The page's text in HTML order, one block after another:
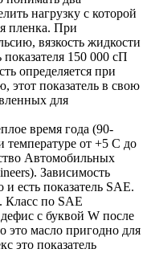
нагрузку с которой
пленка. При
вязкость жидкости
150 000 сП
определяется при
этот показатель в свою
для
время года (90-
температуре от +5 С до
Автомобильных
Зависимость
и есть показатель SAE.
Класс по SAE
с буквой W после
это масло пригодно для
это показатель